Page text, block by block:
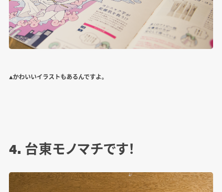
▲かわいいイラストもあるんですよ。
4. 台東モノマチです！